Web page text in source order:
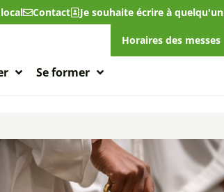
Contact Je souhaite écrire à quelqu'un
Se former
Horaires des messes